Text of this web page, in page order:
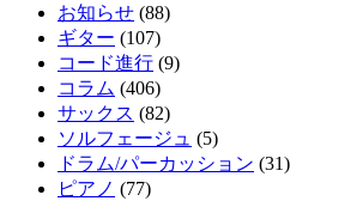
お知らせ (88)
ギター (107)
コード進行 (9)
コラム (406)
サックス (82)
ソルフェージュ (5)
ドラム/パーカッション (31)
ピアノ (77)